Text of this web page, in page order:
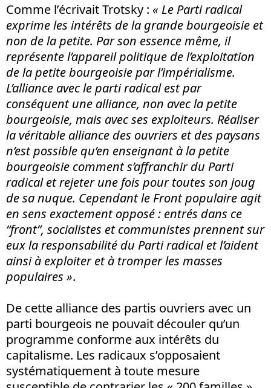
Comme l’écrivait Trotsky : « Le Parti radical
exprime les intérêts de la grande bourgeoisie et
non de la petite. Par son essence même, il
représente l’appareil politique de l’exploitation
de la petite bourgeoisie par l’impérialisme.
L’alliance avec le parti radical est par
conséquent une alliance, non avec la petite
bourgeoisie, mais avec ses exploiteurs. Réaliser
la véritable alliance des ouvriers et des paysans
n’est possible qu’en enseignant à la petite
bourgeoisie comment s’affranchir du Parti
radical et rejeter une fois pour toutes son joug
de sa nuque. Cependant le Front populaire agit
en sens exactement opposé : entrés dans ce
“front”, socialistes et communistes prennent sur
eux la responsabilité du Parti radical et l’aident
ainsi à exploiter et à tromper les masses
populaires ».
De cette alliance des partis ouvriers avec un
parti bourgeois ne pouvait découler qu’un
programme conforme aux intérêts du
capitalisme. Les radicaux s’opposaient
systématiquement à toute mesure